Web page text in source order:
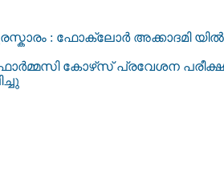
: ഫോക്‌ലോർ അക്കാദമി യില്‍
കോഴ്‌സ് പ്രവേശന പരീക്ഷ